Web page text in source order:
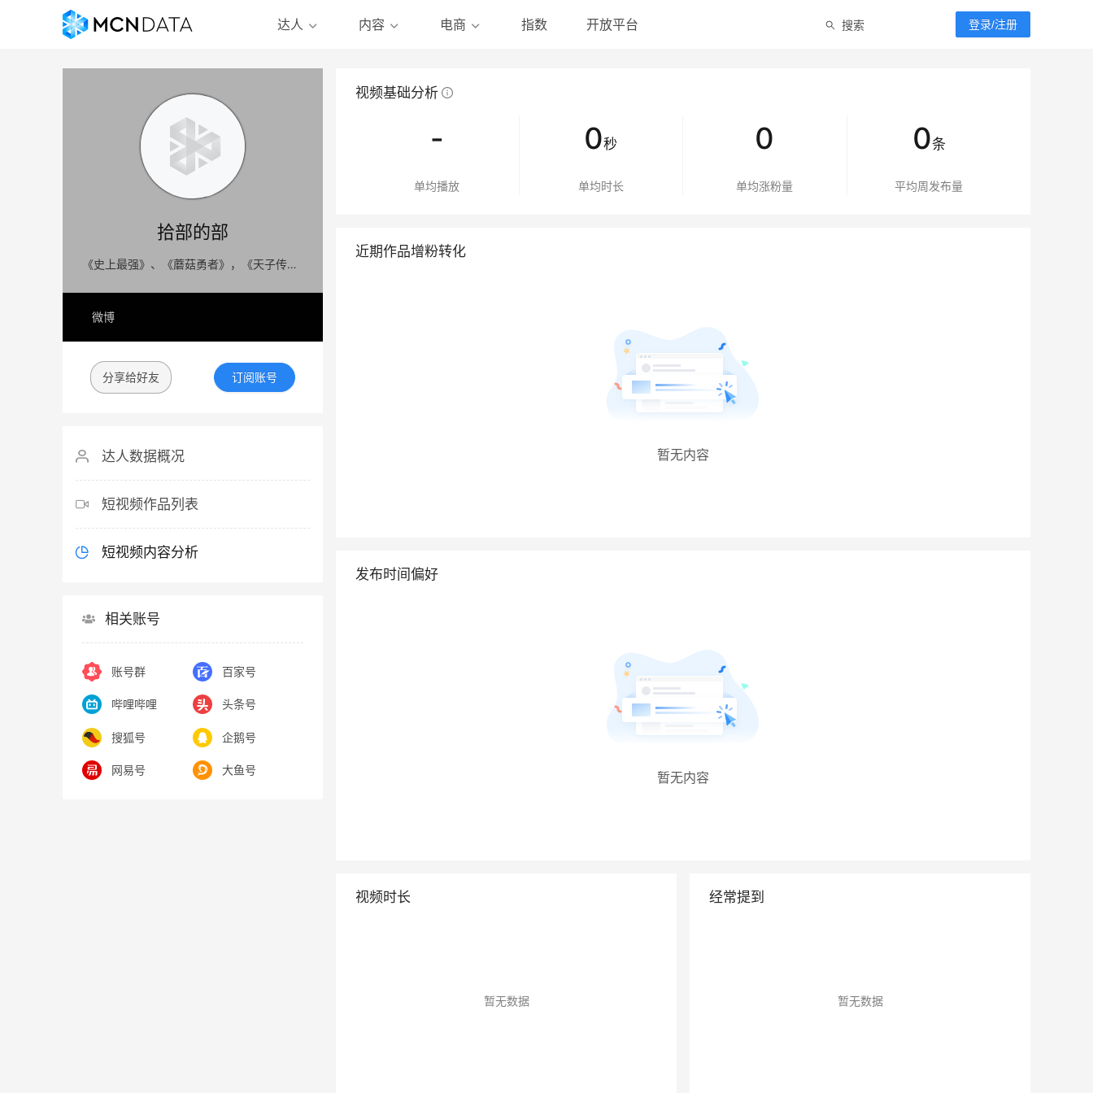
达人 内容 电商 指数 开放平台 搜索 登录/注册
拾部的部
《史上最强》、《蘑菇勇者》，《天子传奇-重制版》内容创作农民工
微博
分享给好友 订阅账号
达人数据概况
短视频作品列表
短视频内容分析
相关账号
账号群 百家号
哔哩哔哩 头条号
搜狐号 企鹅号
网易号 大鱼号
视频基础分析
-
单均播放
0秒
单均时长
0
单均涨粉量
0条
平均周发布量
近期作品增粉转化
暂无内容
发布时间偏好
暂无内容
视频时长
暂无数据
经常提到
暂无数据